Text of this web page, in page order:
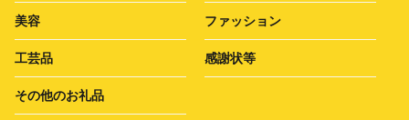
美容 ファッション
工芸品 感謝状等
その他のお礼品